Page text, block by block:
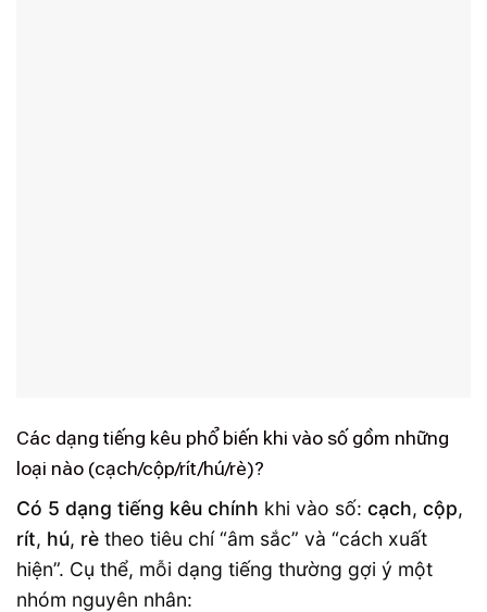
Các dạng tiếng kêu phổ biến khi vào số gồm những
loại nào (cạch/cộp/rít/hú/rè)?
Có 5 dạng tiếng kêu chính khi vào số: cạch, cộp,
rít, hú, rè theo tiêu chí “âm sắc” và “cách xuất
hiện”. Cụ thể, mỗi dạng tiếng thường gợi ý một
nhóm nguyên nhân: